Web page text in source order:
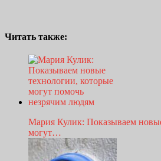
Читать также:
Мария Кулик: Показываем
могут…